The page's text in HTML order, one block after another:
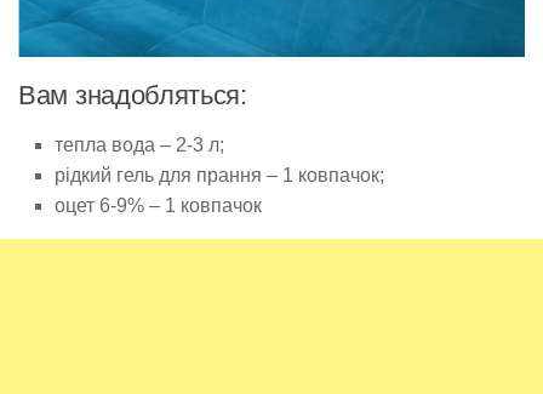
Вам знадобляться:
тепла вода – 2-3 л;
рідкий гель для прання – 1 ковпачок;
оцет 6-9% – 1 ковпачок